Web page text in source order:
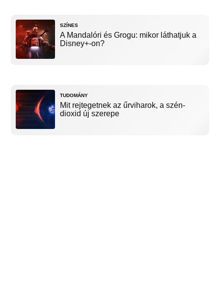
SZÍNES
A Mandalóri és Grogu: mikor láthatjuk a
Disney+-on?
TUDOMÁNY
Mit rejtegetnek az űrviharok, a szén-
dioxid új szerepe